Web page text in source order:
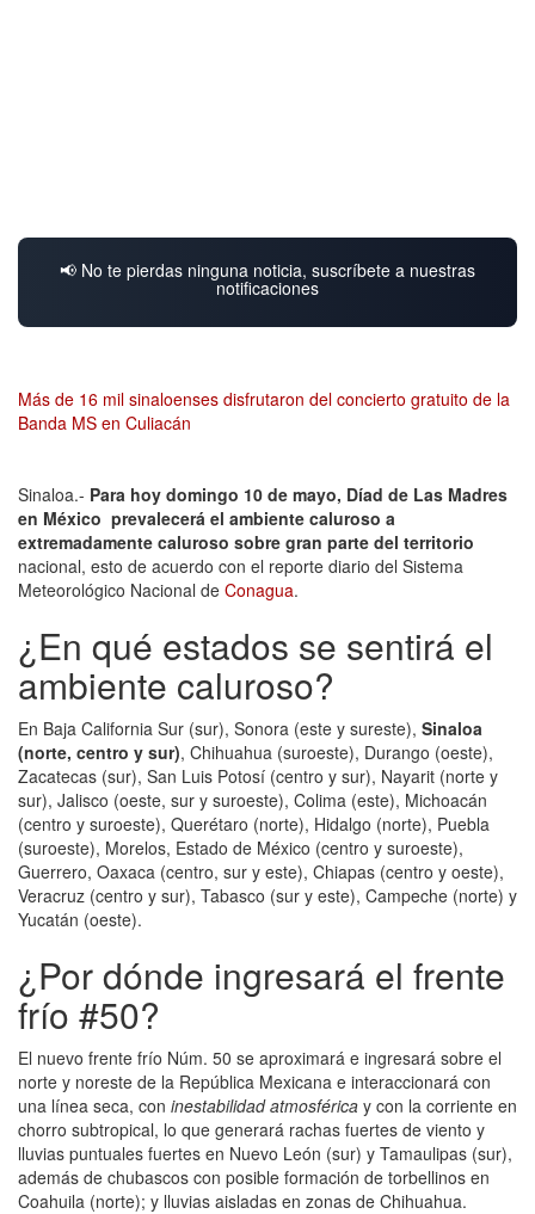
📢 No te pierdas ninguna noticia, suscríbete a nuestras
notificaciones
Más de 16 mil sinaloenses disfrutaron del concierto gratuito de la
Banda MS en Culiacán
Sinaloa.- Para hoy domingo 10 de mayo, Díad de Las Madres
en México prevalecerá el ambiente caluroso a
extremadamente caluroso sobre gran parte del territorio
nacional, esto de acuerdo con el reporte diario del Sistema
Meteorológico Nacional de Conagua.
¿En qué estados se sentirá el
ambiente caluroso?
En Baja California Sur (sur), Sonora (este y sureste), Sinaloa
(norte, centro y sur), Chihuahua (suroeste), Durango (oeste),
Zacatecas (sur), San Luis Potosí (centro y sur), Nayarit (norte y
sur), Jalisco (oeste, sur y suroeste), Colima (este), Michoacán
(centro y suroeste), Querétaro (norte), Hidalgo (norte), Puebla
(suroeste), Morelos, Estado de México (centro y suroeste),
Guerrero, Oaxaca (centro, sur y este), Chiapas (centro y oeste),
Veracruz (centro y sur), Tabasco (sur y este), Campeche (norte) y
Yucatán (oeste).
¿Por dónde ingresará el frente
frío #50?
El nuevo frente frío Núm. 50 se aproximará e ingresará sobre el
norte y noreste de la República Mexicana e interaccionará con
una línea seca, con inestabilidad atmosférica y con la corriente en
chorro subtropical, lo que generará rachas fuertes de viento y
lluvias puntuales fuertes en Nuevo León (sur) y Tamaulipas (sur),
además de chubascos con posible formación de torbellinos en
Coahuila (norte); y lluvias aisladas en zonas de Chihuahua.